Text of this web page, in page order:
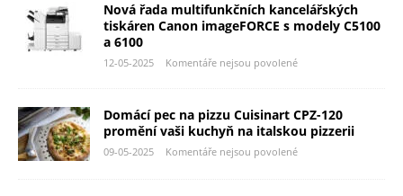
Nová řada multifunkčních kancelářských
tiskáren Canon imageFORCE s modely C5100
a 6100
12-05-2025 Komentáře nejsou povolené
Domácí pec na pizzu Cuisinart CPZ-120
promění vaši kuchyň na italskou pizzerii
09-05-2025 Komentáře nejsou povolené